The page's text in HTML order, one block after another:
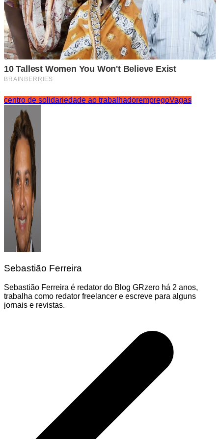
centro de solidariedade ao trabalhadorempregoVagas
Sebastião Ferreira
Sebastião Ferreira é redator do Blog GRzero há 2 anos,
trabalha como redator freelancer e escreve para alguns
jornais e revistas.